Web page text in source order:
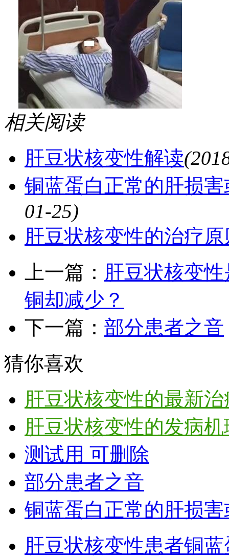
相关阅读
肝豆状核变性解读
铜蓝蛋白正常的肝损
01-25)
肝豆状核变性的治疗原
上一篇： 肝豆状核变
铜却减少？
下一篇： 部分患者之音
猜你喜欢
肝豆状核变性的最新
肝豆状核变性的发病机
测试用 可删除
部分患者之音
铜蓝蛋白正常的肝损
肝豆状核变性患者铜